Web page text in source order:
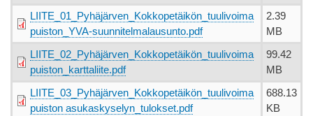
LIITE_01_Pyhäjärven_Kokkopetäikön_tuulivoima
puiston_YVA-suunnitelmalausunto.pdf
2.39
MB
LIITE_02_Pyhäjärven_Kokkopetäikön_tuulivoima
puiston_karttaliite.pdf
99.42
MB
LIITE_03_Pyhäjärven_Kokkopetäikön_tuulivoima
puiston asukaskyselyn_tulokset.pdf
688.13
KB